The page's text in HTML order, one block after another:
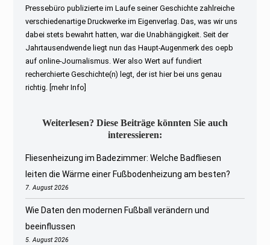
Pressebüro publizierte im Laufe seiner Geschichte zahlreiche
verschiedenartige Druckwerke im Eigenverlag. Das, was wir uns
dabei stets bewahrt hatten, war die Unabhängigkeit. Seit der
Jahrtausendwende liegt nun das Haupt-Augenmerk des oepb
auf online-Journalismus. Wer also Wert auf fundiert
recherchierte Geschichte(n) legt, der ist hier bei uns genau
richtig. [mehr Info]
Weiterlesen? Diese Beiträge könnten Sie auch
interessieren:
Fliesenheizung im Badezimmer: Welche Badfliesen
leiten die Wärme einer Fußbodenheizung am besten?
7. August 2026
Wie Daten den modernen Fußball verändern und
beeinflussen
5. August 2026